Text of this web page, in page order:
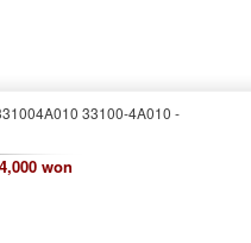
33100-4A010 -
won